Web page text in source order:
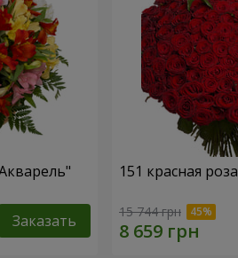
Заказать
151 красная роза
15 744 грн